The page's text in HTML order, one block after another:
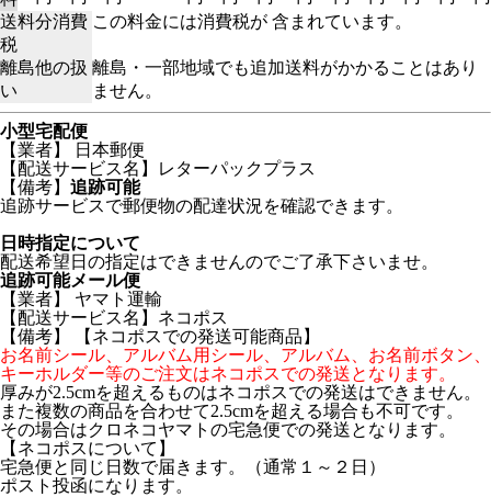
送料分消費
税
この料金には消費税が 含まれています。
離島他の扱
い
離島・一部地域でも追加送料がかかることはあり
ません。
小型宅配便
【業者】 日本郵便
【配送サービス名】レターパックプラス
【備考】 追跡可能
追跡サービスで郵便物の配達状況を確認できます。
日時指定について
配送希望日の指定はできませんのでご了承下さいませ。
追跡可能メール便
【業者】 ヤマト運輸
【配送サービス名】ネコポス
【備考】
【ネコポスでの発送可能商品】
お名前シール、アルバム用シール、アルバム、お名前ボタン、
キーホルダー等のご注文はネコポスでの発送となります。
厚みが2.5cmを超えるものはネコポスでの発送はできません。
また複数の商品を合わせて2.5cmを超える場合も不可です。
その場合はクロネコヤマトの宅急便での発送となります。
【ネコポスについて】
宅急便と同じ日数で届きます。（通常１～２日）
ポスト投函になります。